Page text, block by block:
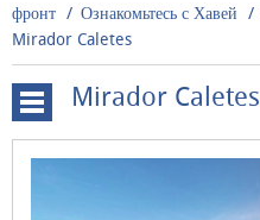
фронт Ознакомьтесь с Хавей
Mirador Caletes
Cala
Mirador Caletes